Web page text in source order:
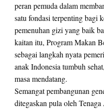
peran pemuda dalam
satu fondasi terpenting bagi
pemenuhan gizi yang baik
kaitan itu, Program Makan
sebagai langkah nyata
anak Indonesia tumbuh
masa mendatang.
Semangat pembangunan
ditegaskan pula oleh